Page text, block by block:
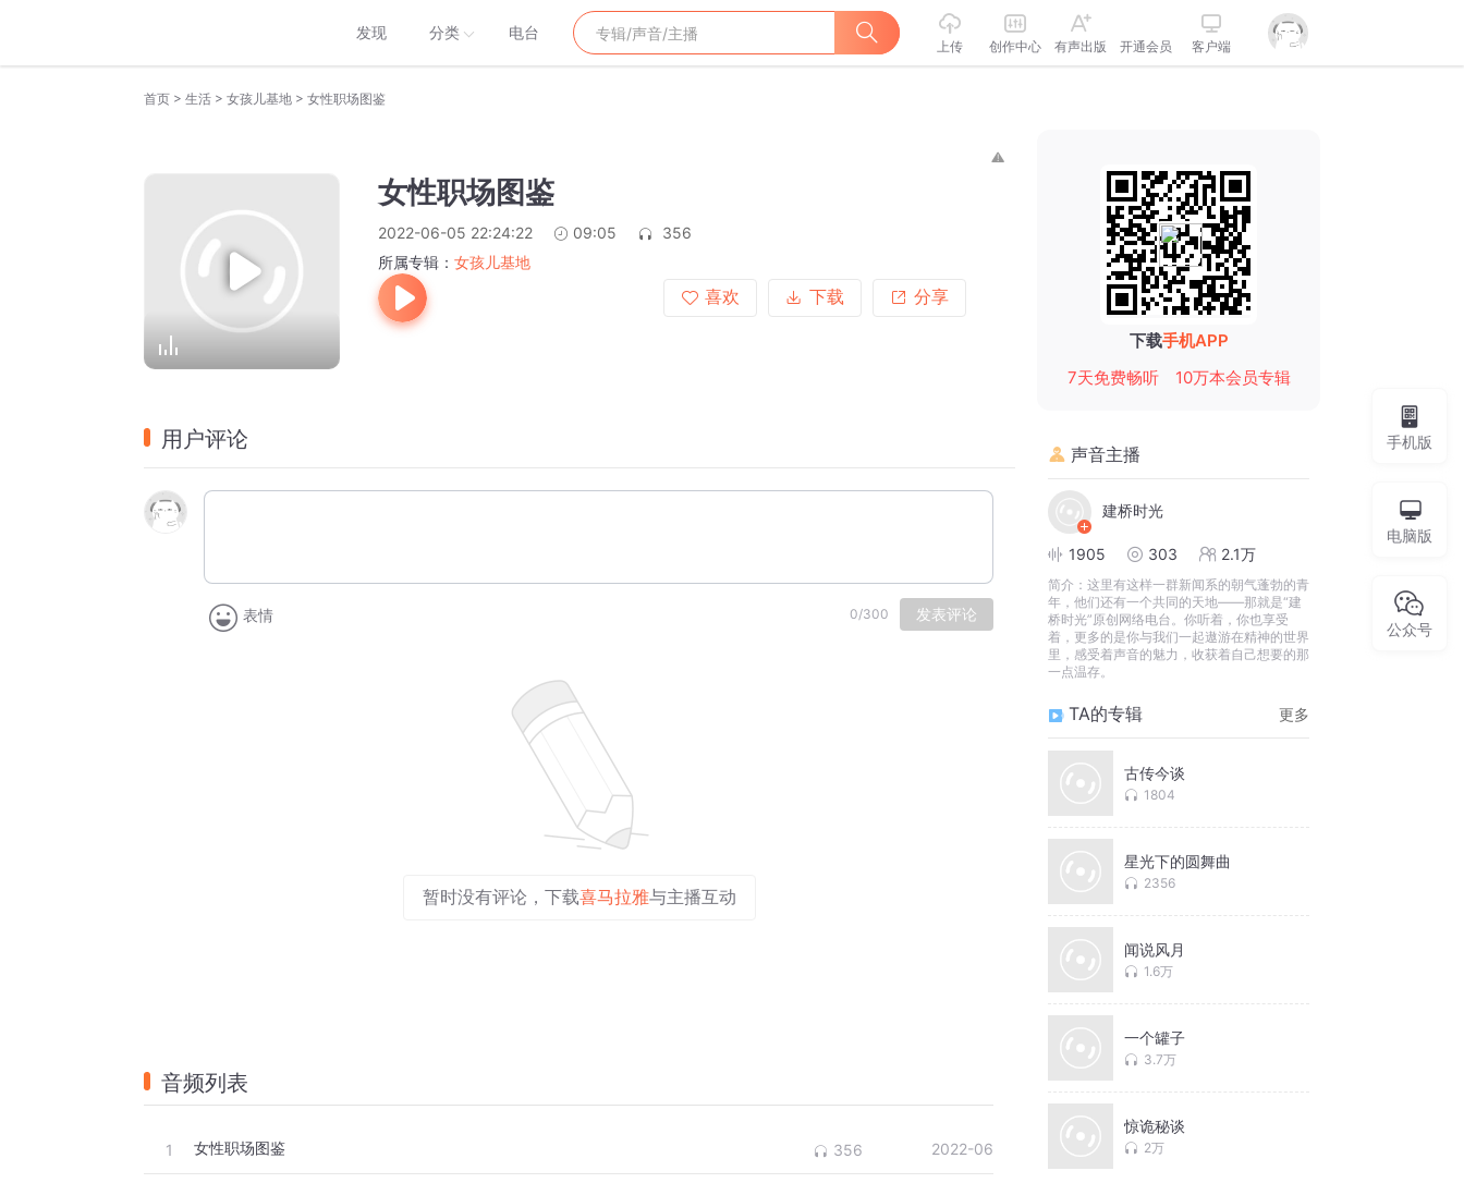
发现 分类 电台
上传 创作中心 有声出版 开通会员 客户端
首页 > 生活 > 女孩儿基地 > 女性职场图鉴
女性职场图鉴
2022-06-05 22:24:22 09:05
356
所属专辑： 女孩儿基地
喜欢
下载 分享
用户评论
表情 0/300 发表评论
暂时没有评论，下载喜马拉雅与主播互动
音频列表
1 女性职场图鉴 356 2022-06
下载手机APP
7天免费畅听
10万本会员专辑
声音主播
建桥时光
1905 303 2.1万
简介： 这里有这样一群新闻系的朝气蓬勃的青
年，他们还有一个共同的天地——那就是“建
桥时光”原创网络电台。你听着，你也享受
着，更多的是你与我们一起遨游在精神的世界
里，感受着声音的魅力，收获着自己想要的那
一点温存。
TA的专辑 更多
古传今谈
1804
星光下的圆舞曲
2356
闻说风月
1.6万
一个罐子
3.7万
惊诡秘谈
2万
手机版
电脑版
公众号